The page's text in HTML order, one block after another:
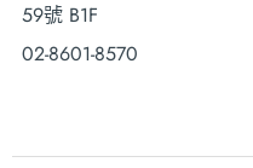
59號 B1F
02-8601-8570